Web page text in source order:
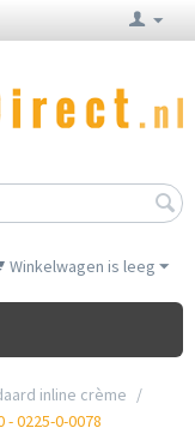
Winkelwagen is leeg
inline crème /
0225-0-0078